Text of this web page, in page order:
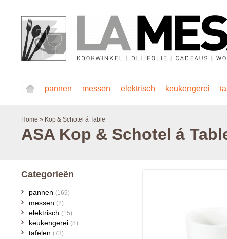
pannen messen elektrisch keukengerei
Home » Kop & Schotel á Table
ASA Kop & Schotel á
Categorieën
pannen (169)
messen (2)
elektrisch (15)
keukengerei (8)
tafelen (73)